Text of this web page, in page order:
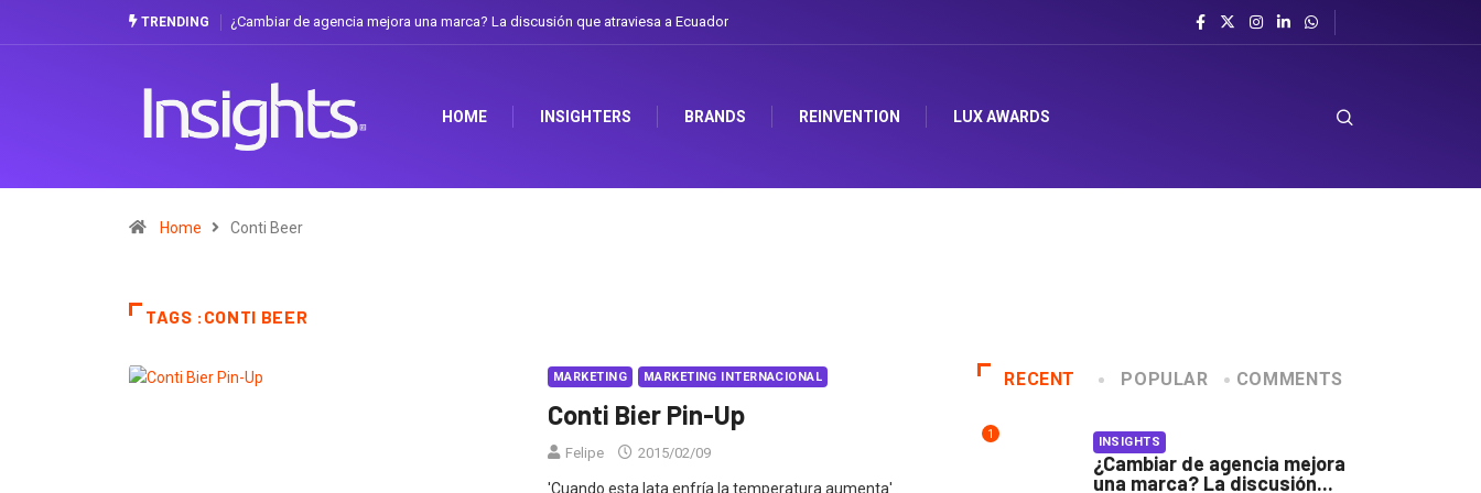
TRENDING ¿Cambiar de agencia mejora una marca? La discusión que atraviesa a Ecuador
HOME INSIGHTERS BRANDS REINVENTION LUX AWARDS
Home Conti Beer
TAGS :CONTI BEER
MARKETING MARKETING INTERNACIONAL
Conti Bier Pin-Up
Felipe 2015/02/09
'Cuando esta lata enfría la temperatura aumenta'
RECENT POPULAR COMMENTS
1 INSIGHTS
¿Cambiar de agencia mejora
una marca? La discusión...